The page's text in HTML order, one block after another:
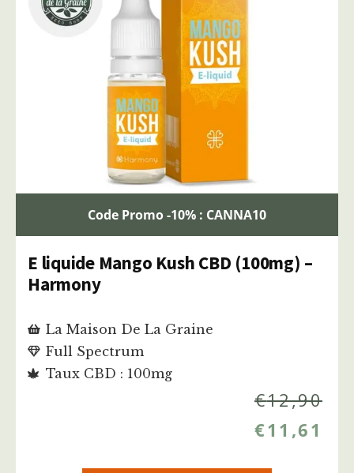
Code Promo -10% : CANNA10
E liquide Mango Kush CBD (100mg) –
Harmony
La Maison De La Graine
Full Spectrum
Taux CBD : 100mg
€12,90
€11,61